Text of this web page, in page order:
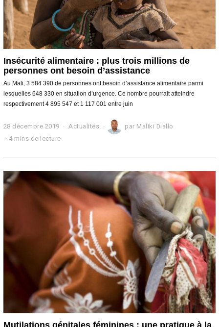
Insécurité alimentaire : plus trois millions de
personnes ont besoin d’assistance
Au Mali, 3 584 390 de personnes ont besoin d’assistance alimentaire parmi
lesquelles 648 330 en situation d’urgence. Ce nombre pourrait atteindre
respectivement 4 895 547 et 1 117 001 entre juin
28 décembre 2019
d
e
b
r
e
9
Actualités par Maliki Diallo
4 mins de lecture
Mutilations génitales féminines : une pratique à la